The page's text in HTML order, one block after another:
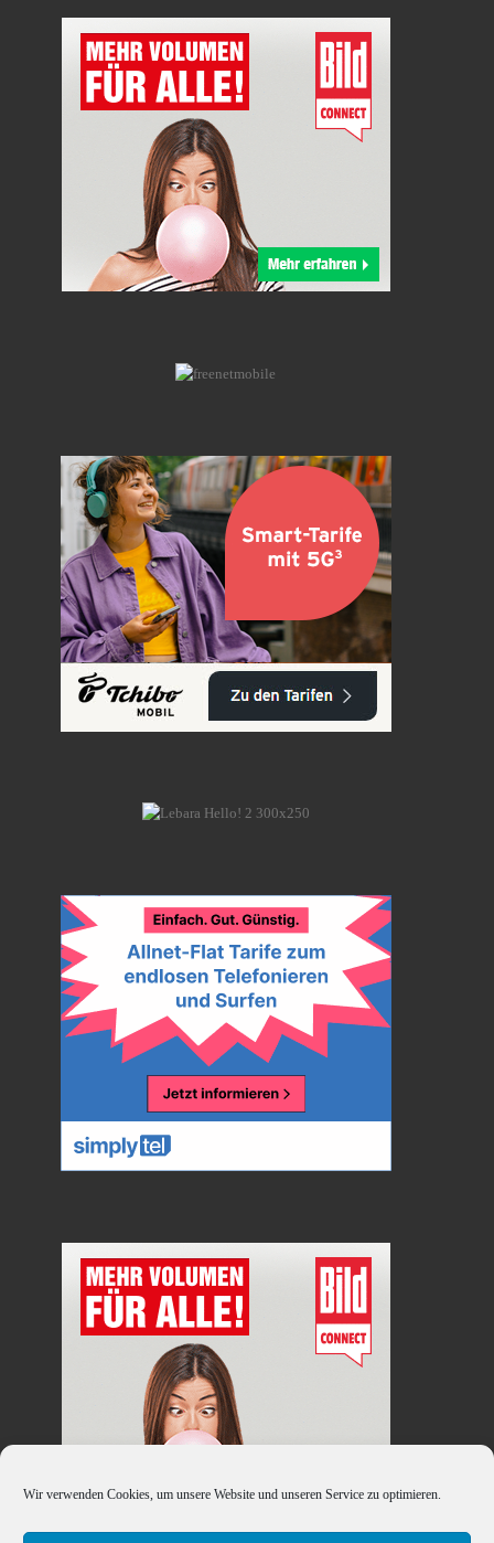
Wir verwenden Cookies, um unsere Website und unseren Service zu optimieren.